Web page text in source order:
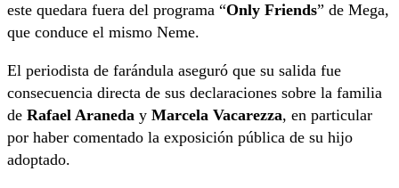
este quedara fuera del programa “Only Friends” de Mega,
que conduce el mismo Neme.
El periodista de farándula aseguró que su salida fue
consecuencia directa de sus declaraciones sobre la familia
de Rafael Araneda y Marcela Vacarezza, en particular
por haber comentado la exposición pública de su hijo
adoptado.